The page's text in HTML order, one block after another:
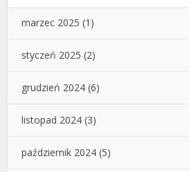
marzec 2025 (1)
styczeń 2025 (2)
grudzień 2024 (6)
listopad 2024 (3)
październik 2024 (5)